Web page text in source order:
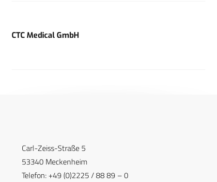
CTC Medical GmbH
Carl-Zeiss-Straße 5
53340 Meckenheim
Telefon: +49 (0)2225 / 88 89 – 0